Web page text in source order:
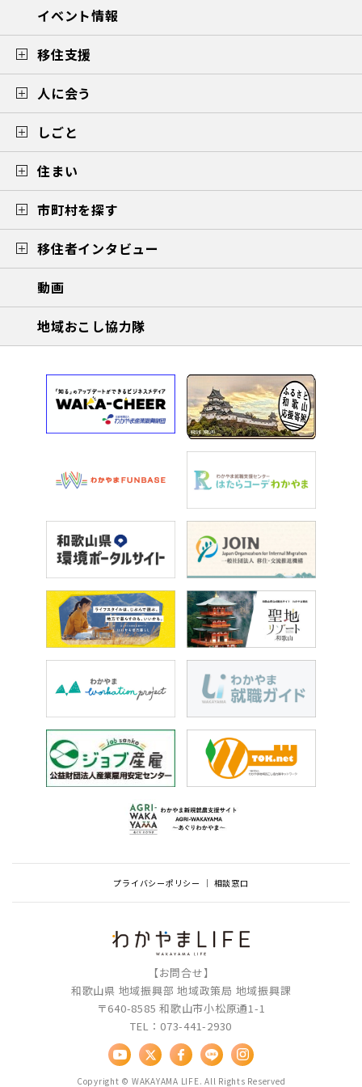
イベント情報
移住支援
人に会う
しごと
住まい
市町村を探す
移住者インタビュー
動画
地域おこし協力隊
プライバシーポリシー 相談窓口
【お問合せ】
和歌山県 地域振興部 地域政策局 地域振興課
〒640-8585 和歌山市小松原通1-1
TEL：073-441-2930
Copyright © WAKAYAMA LIFE. All Rights Reserved